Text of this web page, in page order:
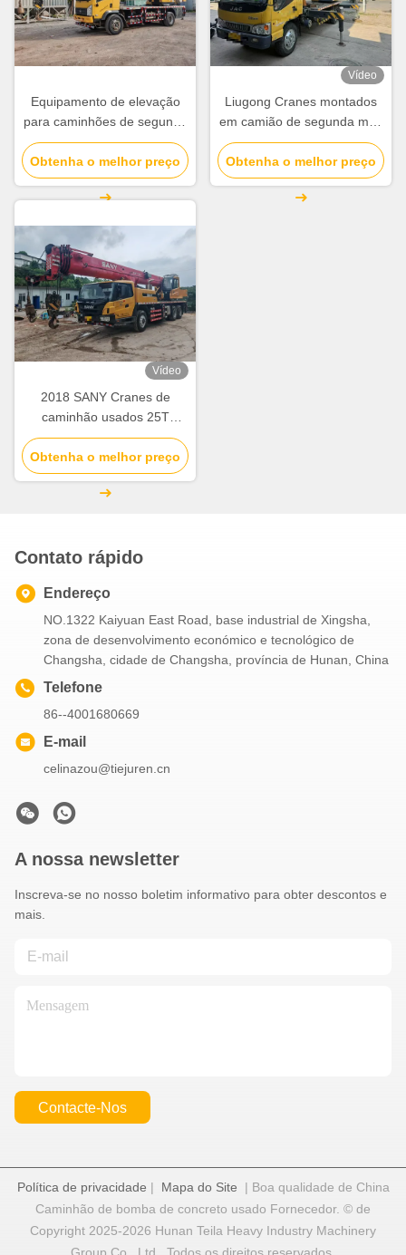
Equipamento de elevação
para caminhões de segunda
mão SANY STC120C de 12
toneladas
Obtenha o melhor preço
Vídeo
Liugong Cranes montados
em camião de segunda mão
de 8 toneladas Cranes
móveis 2012 QY8A
utilizados
Obtenha o melhor preço
Vídeo
2018 SANY Cranes de
caminhão usados 25T
STC250T Máquinas de
elevação de guindastes
totalmente hidráulicas
móveis
Obtenha o melhor preço
Contato rápido
Endereço
NO.1322 Kaiyuan East Road, base industrial de Xingsha,
zona de desenvolvimento económico e tecnológico de
Changsha, cidade de Changsha, província de Hunan, China
Telefone
86--4001680669
E-mail
celinazou@tiejuren.cn
A nossa newsletter
Inscreva-se no nosso boletim informativo para obter descontos e
mais.
Contacte-Nos
Política de privacidade | Mapa do Site | Boa qualidade de China
Caminhão de bomba de concreto usado Fornecedor. © de
Copyright 2025-2026 Hunan Teila Heavy Industry Machinery